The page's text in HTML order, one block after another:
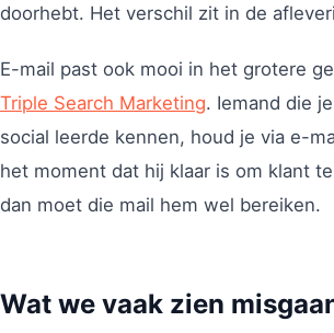
doorhebt. Het verschil zit in de
E-mail past ook mooi in het grotere
Triple Search Marketing. Iemand die
social leerde kennen, houd je via e-
het moment dat hij klaar is om klant
dan moet die mail hem wel bereiken.
Wat we vaak zien